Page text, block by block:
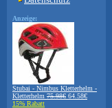
Anzeige:
Stubai - Nimbus Kletterhelm -
Kletterhelm 75.98€ 64.58€
15% Rabatt